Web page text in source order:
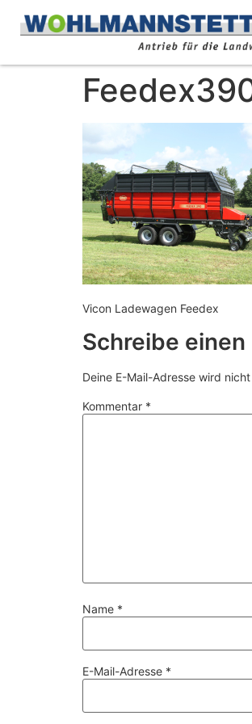
Vicon Ladewagen Feedex
Schreibe
Deine E-Mail-Adresse wird
Kommentar *
Name *
E-Mail-Adresse *